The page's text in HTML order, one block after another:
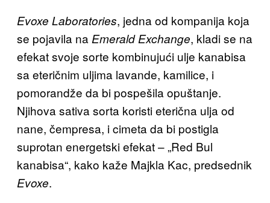
Evoxe Laboratories, jedna od kompanija koja
se pojavila na Emerald Exchange, kladi se na
efekat svoje sorte kombinujući ulje kanabisa
sa eteričnim uljima lavande, kamilice, i
pomorandže da bi pospešila opuštanje.
Njihova sativa sorta koristi eterična ulja od
nane, čempresa, i cimeta da bi postigla
suprotan energetski efekat – „Red Bul
kanabisa“, kako kaže Majkla Kac, predsednik
Evoxe.